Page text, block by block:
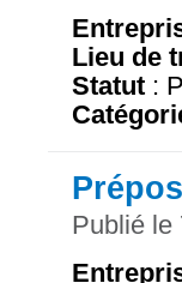
Lieu de
Statut :
Publié le